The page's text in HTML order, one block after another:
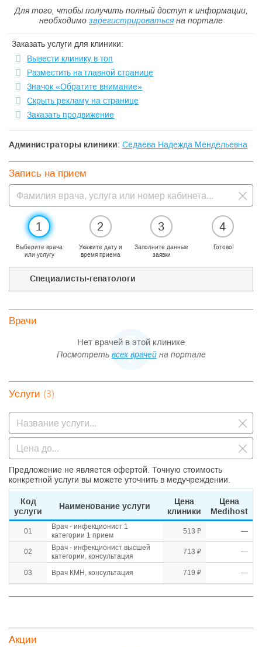
Для того, чтобы получить полный доступ к информации,
необходимо зарегистрироватьсяна портале
Заказать услуги для клиники:
Вывести клинику в топ
Разместить на главной странице
Значок «Обратите внимание»
Скрыть рекламу на странице
Заказать продвижение
Администраторы клиники: Седаева Надежда Мендельевна
Запись на прием
1
Выберите врача
или услугу
2
Укажите дату и
время приема
3
Заполните данные
заявки
4
Готово!
Специалисты-гепатологи
Врачи
Нет врачей в этой клинике
Посмотреть всех врачейна портале
Услуги (3)
Предложение не является офертой. Точную стоимость
конкретной услуги вы можете уточнить в медучреждении.
Код
услуги
Наименование услуги
Цена
клиники
Цена
Medihost
01
Врач - инфекционист 1
категории 1 прием
513 ₽ —
02
Врач - инфекционист высшей
категории, консультация
713 ₽ —
03 Врач КМН, консультация 719 ₽ —
Акции